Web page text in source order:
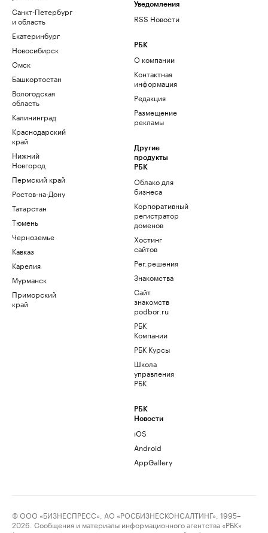
Санкт-Петербург
и область
Екатеринбург
Новосибирск
Омск
Башкортостан
Вологодская
область
Калининград
Краснодарский
край
Нижний
Новгород
Пермский край
Ростов-на-Дону
Татарстан
Тюмень
Черноземье
Кавказ
Карелия
Мурманск
Приморский
край
Уведомления
RSS Новости
РБК
О компании
Контактная
информация
Редакция
Размещение
рекламы
Другие
продукты
РБК
Облако для
бизнеса
Корпоративный
регистратор
доменов
Хостинг
сайтов
Рег.решения
Знакомства
Сайт
знакомств
podbor.ru
РБК
Компании
РБК Курсы
Школа
управления
РБК
РБК
Новости
iOS
Android
AppGallery
© ООО «БИЗНЕСПРЕСС», АО «РОСБИЗНЕСКОНСАЛТИНГ», 1995–
2026. Сообщения и материалы информационного агентства «РБК»